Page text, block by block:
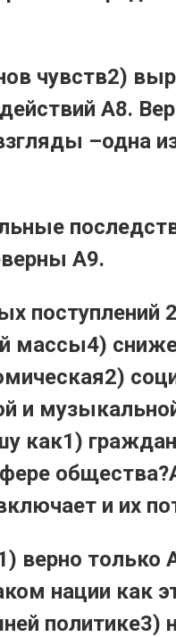
чувств2)
А8.
–одна
А9.
поступлений
массы4)
и
как1)
и их
верно только
нации как
политике3)